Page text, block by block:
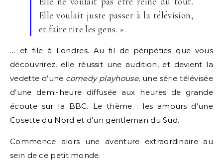
Elle voulait juste passer à la télévision,
et faire rire les gens. »
… et file à Londres. Au fil de péripéties que vous
découvrirez, elle réussit une audition, et devient la
vedette d’une comedy playhouse, une série télévisée
d’une demi-heure diffusée aux heures de grande
écoute sur la BBC. Le thème : les amours d’une
Cosette du Nord et d’un gentleman du Sud.
Commence alors une aventure extraordinaire au
sein de ce petit monde.